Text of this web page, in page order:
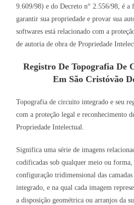
9.609/98) e do Decreto n° 2.556/98, é a
garantir sua propriedade e provar sua
softwares está relacionado com a
de autoria de obra de Propriedade
Registro De Topografia De
Em São Cristóvão
Topografia de circuito integrado e seu
com a proteção legal e reconhecimento
Propriedade Intelectual.
Significa uma série de imagens
codificadas sob qualquer meio ou forma,
configuração tridimensional das
integrado, e na qual cada imagem
a disposição geométrica ou arranjos da